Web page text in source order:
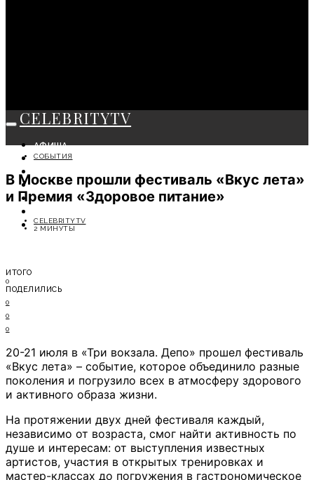
CELEBRITYTV
АФИША
СОБЫТИЯ
МОДА
ЛИЧНОСТЬ
СОВЕТЫ ЭКСПЕРТОВ
СОБЫТИЯ
В Москве прошли фестиваль «Вкус лета»
и Премия «Здоровое питание»
CELEBRITYTV
2 МИНУТЫ
ИТОГО
0
ПОДЕЛИЛИСЬ
0
0
0
20-21 июля в «Три вокзала. Депо» прошел фестиваль
«Вкус лета» – событие, которое объединило разные
поколения и погрузило всех в атмосферу здорового
и активного образа жизни.
На протяжении двух дней фестиваля каждый,
независимо от возраста, смог найти активность по
душе и интересам: от выступления известных
артистов, участия в открытых тренировках и
мастер-классах до погружения в гастрономическое